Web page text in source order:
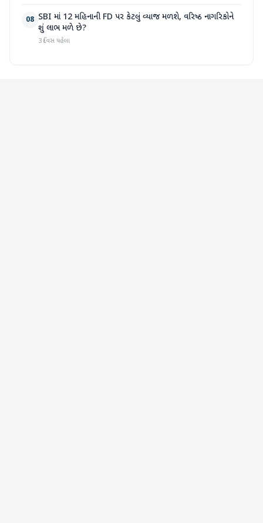
08 SBI માં 12 મહિનાની FD પર કેટલું વ્યાજ મળશે, વરિષ્ઠ નાગરિકોને
શું લાભ મળે છે?
3 દિવસ પહેલા